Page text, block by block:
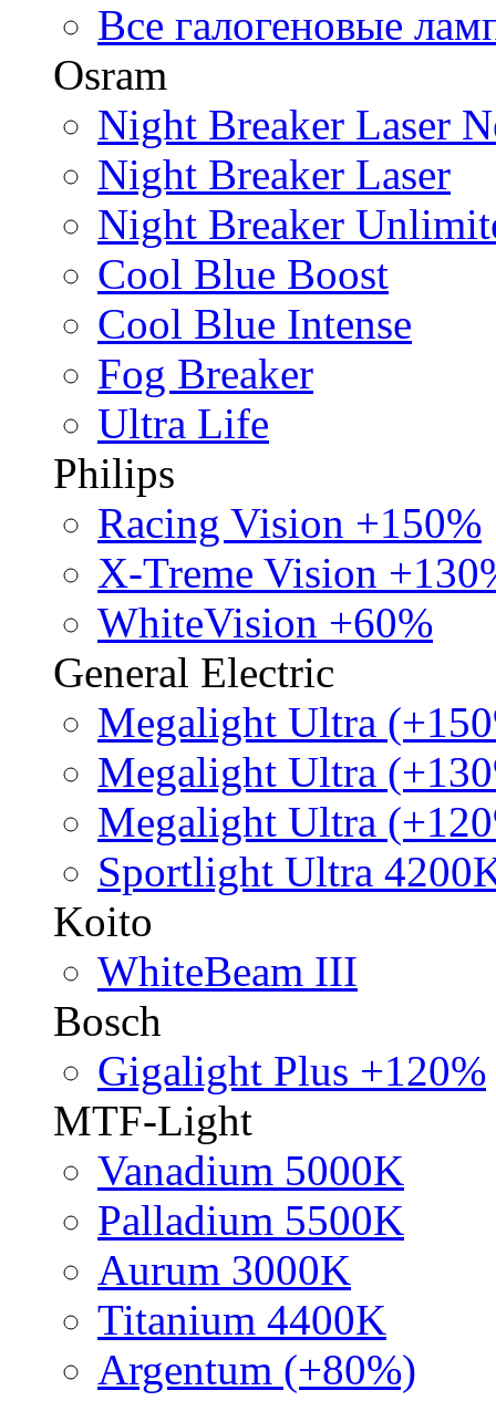
Все галогеновые
Osram
Night Breaker Laser
Night Breaker Laser
Night Breaker
Cool Blue Boost
Cool Blue Intense
Fog Breaker
Ultra Life
Philips
Racing Vision +150%
X-Treme Vision
WhiteVision +60%
General Electric
Megalight Ultra
Megalight Ultra
Megalight Ultra
Sportlight Ultra
Koito
WhiteBeam III
Bosch
Gigalight Plus +120%
MTF-Light
Vanadium 5000K
Palladium 5500K
Aurum 3000K
Titanium 4400K
Argentum (+80%)